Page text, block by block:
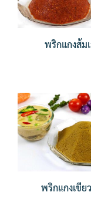
พริกแกงส้ม
พริกแกงเขีย